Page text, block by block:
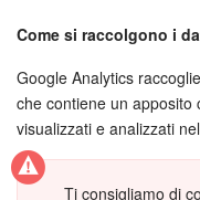
Contact Center
Sales Center
Come si raccolgono i
Google Analytics
che contiene un apposito
visualizzati e analizzati
Ti consigliamo di